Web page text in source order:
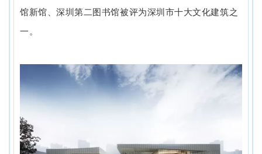
馆新馆、深圳第二图书馆被评为深圳市十大文化建筑之
一。